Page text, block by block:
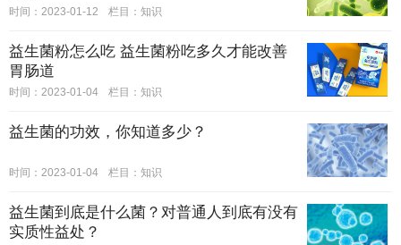
时间：2023-01-12 栏目： 知识
益生菌粉怎么吃 益生菌粉吃多久才能改善
胃肠道
时间：2023-01-04 栏目： 知识
益生菌的功效，你知道多少？
时间：2023-01-04 栏目： 知识
益生菌到底是什么菌？对普通人到底有没有
实质性益处？